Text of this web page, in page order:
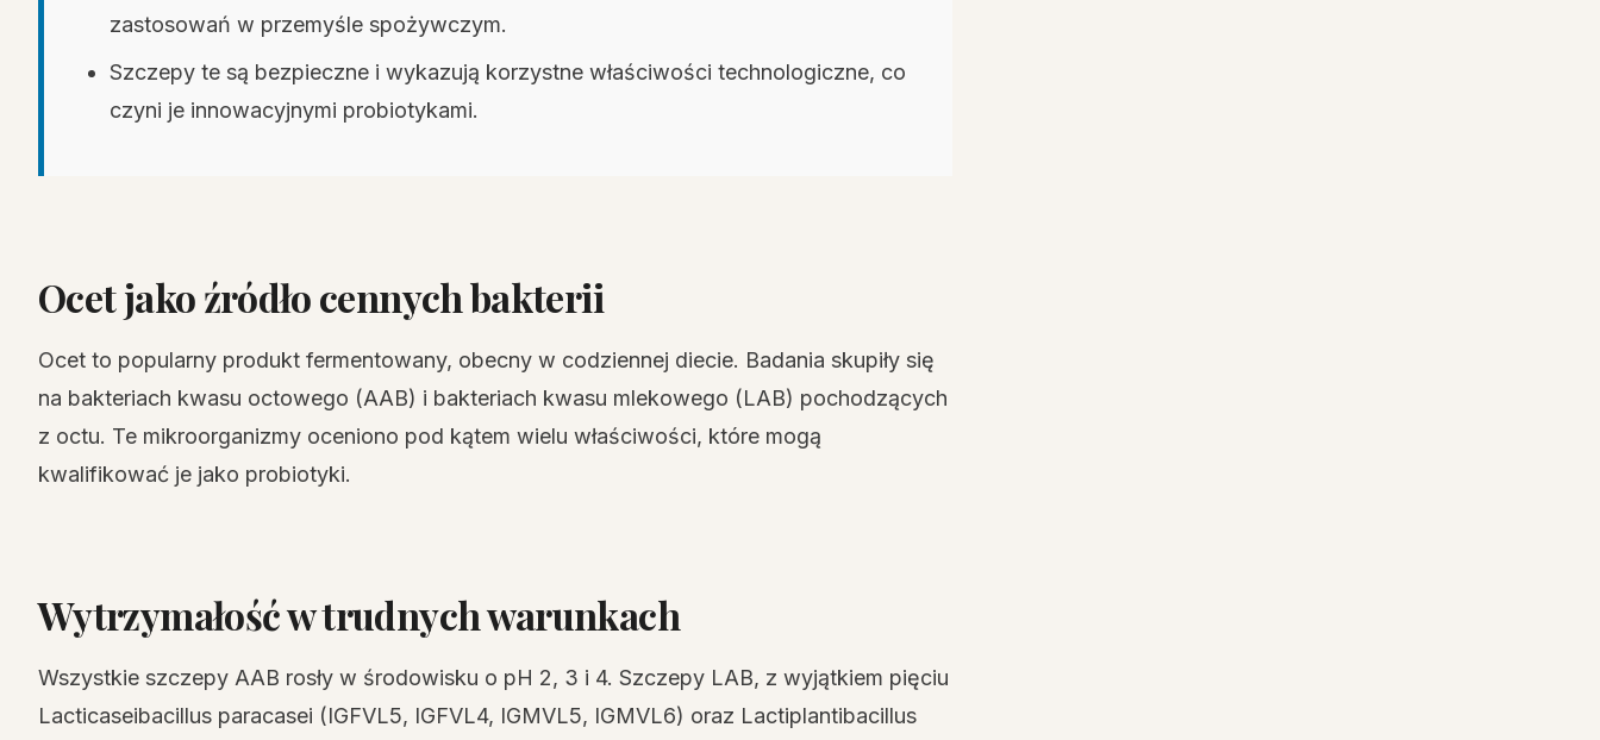
zastosowań w przemyśle spożywczym.
Szczepy te są bezpieczne i wykazują korzystne właściwości technologiczne, co
czyni je innowacyjnymi probiotykami.
Ocet jako źródło cennych bakterii
Ocet to popularny produkt fermentowany, obecny w codziennej diecie. Badania skupiły się
na bakteriach kwasu octowego (AAB) i bakteriach kwasu mlekowego (LAB) pochodzących
z octu. Te mikroorganizmy oceniono pod kątem wielu właściwości, które mogą
kwalifikować je jako probiotyki.
Wytrzymałość w trudnych warunkach
Wszystkie szczepy AAB rosły w środowisku o pH 2, 3 i 4. Szczepy LAB, z wyjątkiem pięciu
Lacticaseibacillus paracasei (IGFVL5, IGFVL4, IGMVL5, IGMVL6) oraz Lactiplantibacillus